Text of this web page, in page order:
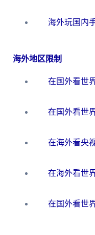
海外地区限制